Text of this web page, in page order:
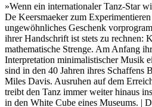
»Wenn ein internationaler Tanz-Star
De Keersmaeker zum
ungewöhnliches Geschenk
ihrer Handschrift ist stets zu rechnen:
mathematische Strenge. Am Anfang
Interpretation minimalistischer Musik
sind in den 40 Jahren ihres Schaffens
Miles Davis. Ausruhen auf dem
treibt den Tanz immer weiter hinaus
in den White Cube eines Museums. |